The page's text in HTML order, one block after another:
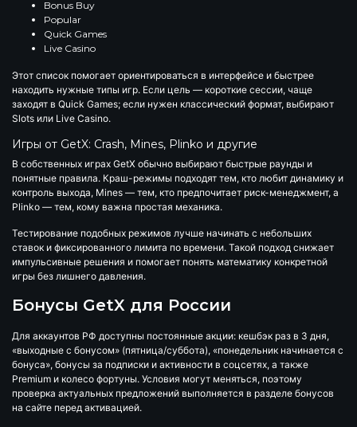
Bonus Buy
Popular
Quick Games
Live Casino
Этот список помогает ориентироваться в интерфейсе и быстрее
находить нужные типы игр. Если цель — короткие сессии, чаще
заходят в Quick Games; если нужен классический формат, выбирают
Slots или Live Casino.
Игры от GetX: Crash, Mines, Plinko и другие
В собственных играх GetX обычно выбирают быстрые раунды и
понятные правила. Краш-режимы подходят тем, кто любит динамику и
контроль выхода, Mines — тем, кто предпочитает риск-менеджмент, а
Plinko — тем, кому важна простая механика.
Тестирование подобных режимов лучше начинать с небольших
ставок и фиксированного лимита по времени. Такой подход снижает
импульсивные решения и помогает понять математику конкретной
игры без лишнего давления.
Бонусы GetX для России
Для аккаунтов РФ доступны постоянные акции: кешбэк раз в 3 дня,
«выходные с бонусом» (пятница/суббота), «понедельник начинается с
бонуса», бонусы за подписки и активности в соцсетях, а также
Premium и колесо фортуны. Условия могут меняться, поэтому
проверка актуальных предложений выполняется в разделе бонусов
на сайте перед активацией.